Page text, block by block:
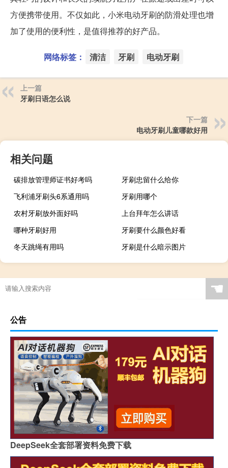
方便携带使用。不仅如此，小米电动牙刷的防滑处理也增
加了使用的便利性，是值得推荐的好产品。
网络标签： 清洁 牙刷 电动牙刷
上一篇
牙刷日语怎么说
下一篇
电动牙刷儿童哪款好用
相关问题
碳排放管理师证书好考吗
牙刷忠留什么给你
飞利浦牙刷头6系通用吗
牙刷用哪个
农村牙刷放外面好吗
上台拜年怎么讲话
哪种牙刷好用
牙刷要什么颜色好看
冬天跳绳有用吗
牙刷是什么暗示图片
☚
公告
DeepSeek全套部署资料免费下载